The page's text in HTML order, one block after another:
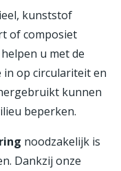
kunststof
of composiet
u met de
in op circulariteit en
kunnen
beperken.
noodzakelijk is
Dankzij onze